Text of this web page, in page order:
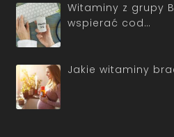
Witaminy z grupy
wspierać cod…
Jakie witaminy